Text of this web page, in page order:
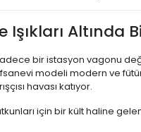
Işıkları Altında
bir istasyon vagonu
modeli modern ve
havası katıyor.
için bir kült haline